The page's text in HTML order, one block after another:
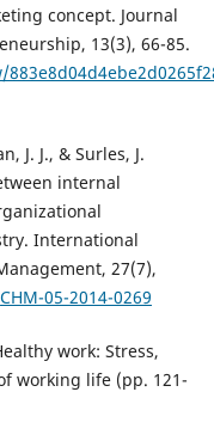
concept. Journal
13(3), 66-85.
J. J., & Surles, J.
internal
International
27(7),
05-2014-0269
work: Stress,
working life (pp. 121-